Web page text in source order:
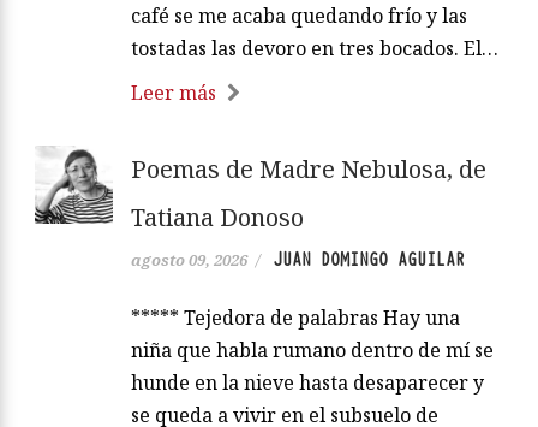
café se me acaba quedando frío y las
tostadas las devoro en tres bocados. El…
Leer más
Poemas de Madre Nebulosa, de
Tatiana Donoso
agosto 09, 2026 / JUAN DOMINGO AGUILAR
***** Tejedora de palabras Hay una
niña que habla rumano dentro de mí se
hunde en la nieve hasta desaparecer y
se queda a vivir en el subsuelo de